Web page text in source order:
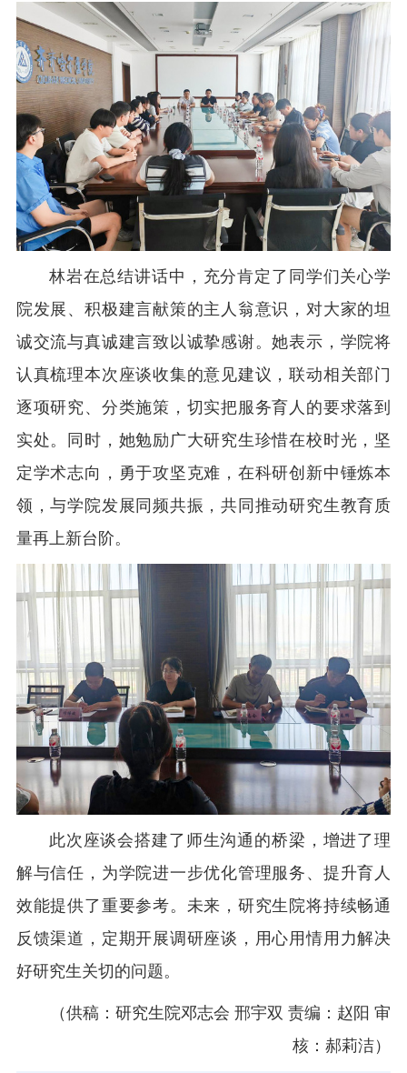
林岩在总结讲话中，充分肯定了同学们关心学
院发展、积极建言献策的主人翁意识，对大家的坦
诚交流与真诚建言致以诚挚感谢。她表示，学院将
认真梳理本次座谈收集的意见建议，联动相关部门
逐项研究、分类施策，切实把服务育人的要求落到
实处。同时，她勉励广大研究生珍惜在校时光，坚
定学术志向，勇于攻坚克难，在科研创新中锤炼本
领，与学院发展同频共振，共同推动研究生教育质
量再上新台阶。
此次座谈会搭建了师生沟通的桥梁，增进了理
解与信任，为学院进一步优化管理服务、提升育人
效能提供了重要参考。未来，研究生院将持续畅通
反馈渠道，定期开展调研座谈，用心用情用力解决
好研究生关切的问题。
（供稿：研究生院邓志会 邢宇双 责编：赵阳 审
核：郝莉洁）